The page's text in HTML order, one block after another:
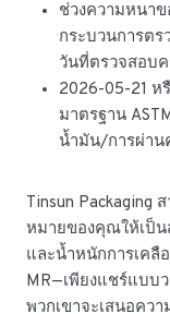
ช่วงความหนา
กระบวนการต
วันที่ตรวจสอบ
2026-05-21 ห
มาตรฐาน
น้ำมัน/การผ่าน
Tinsun Packaging
หมายของคุณให้เป็
และน้ำหนักการเคลื
MR—เพียงแชร์แบบ
พวกเขาจะเสนอคว